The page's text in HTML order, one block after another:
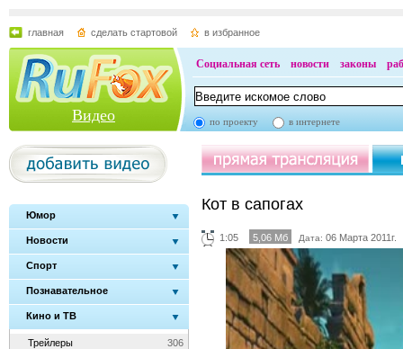
главная сделать стартовой в избранное
Видео
Социальная сеть новости законы
по проекту в интернете
Юмор
Новости
Спорт
Познавательное
Кино и ТВ
306
Трейлеры
Кот в сапогах
1:05 5,06 Мб Дата: 06 Марта 2011г.